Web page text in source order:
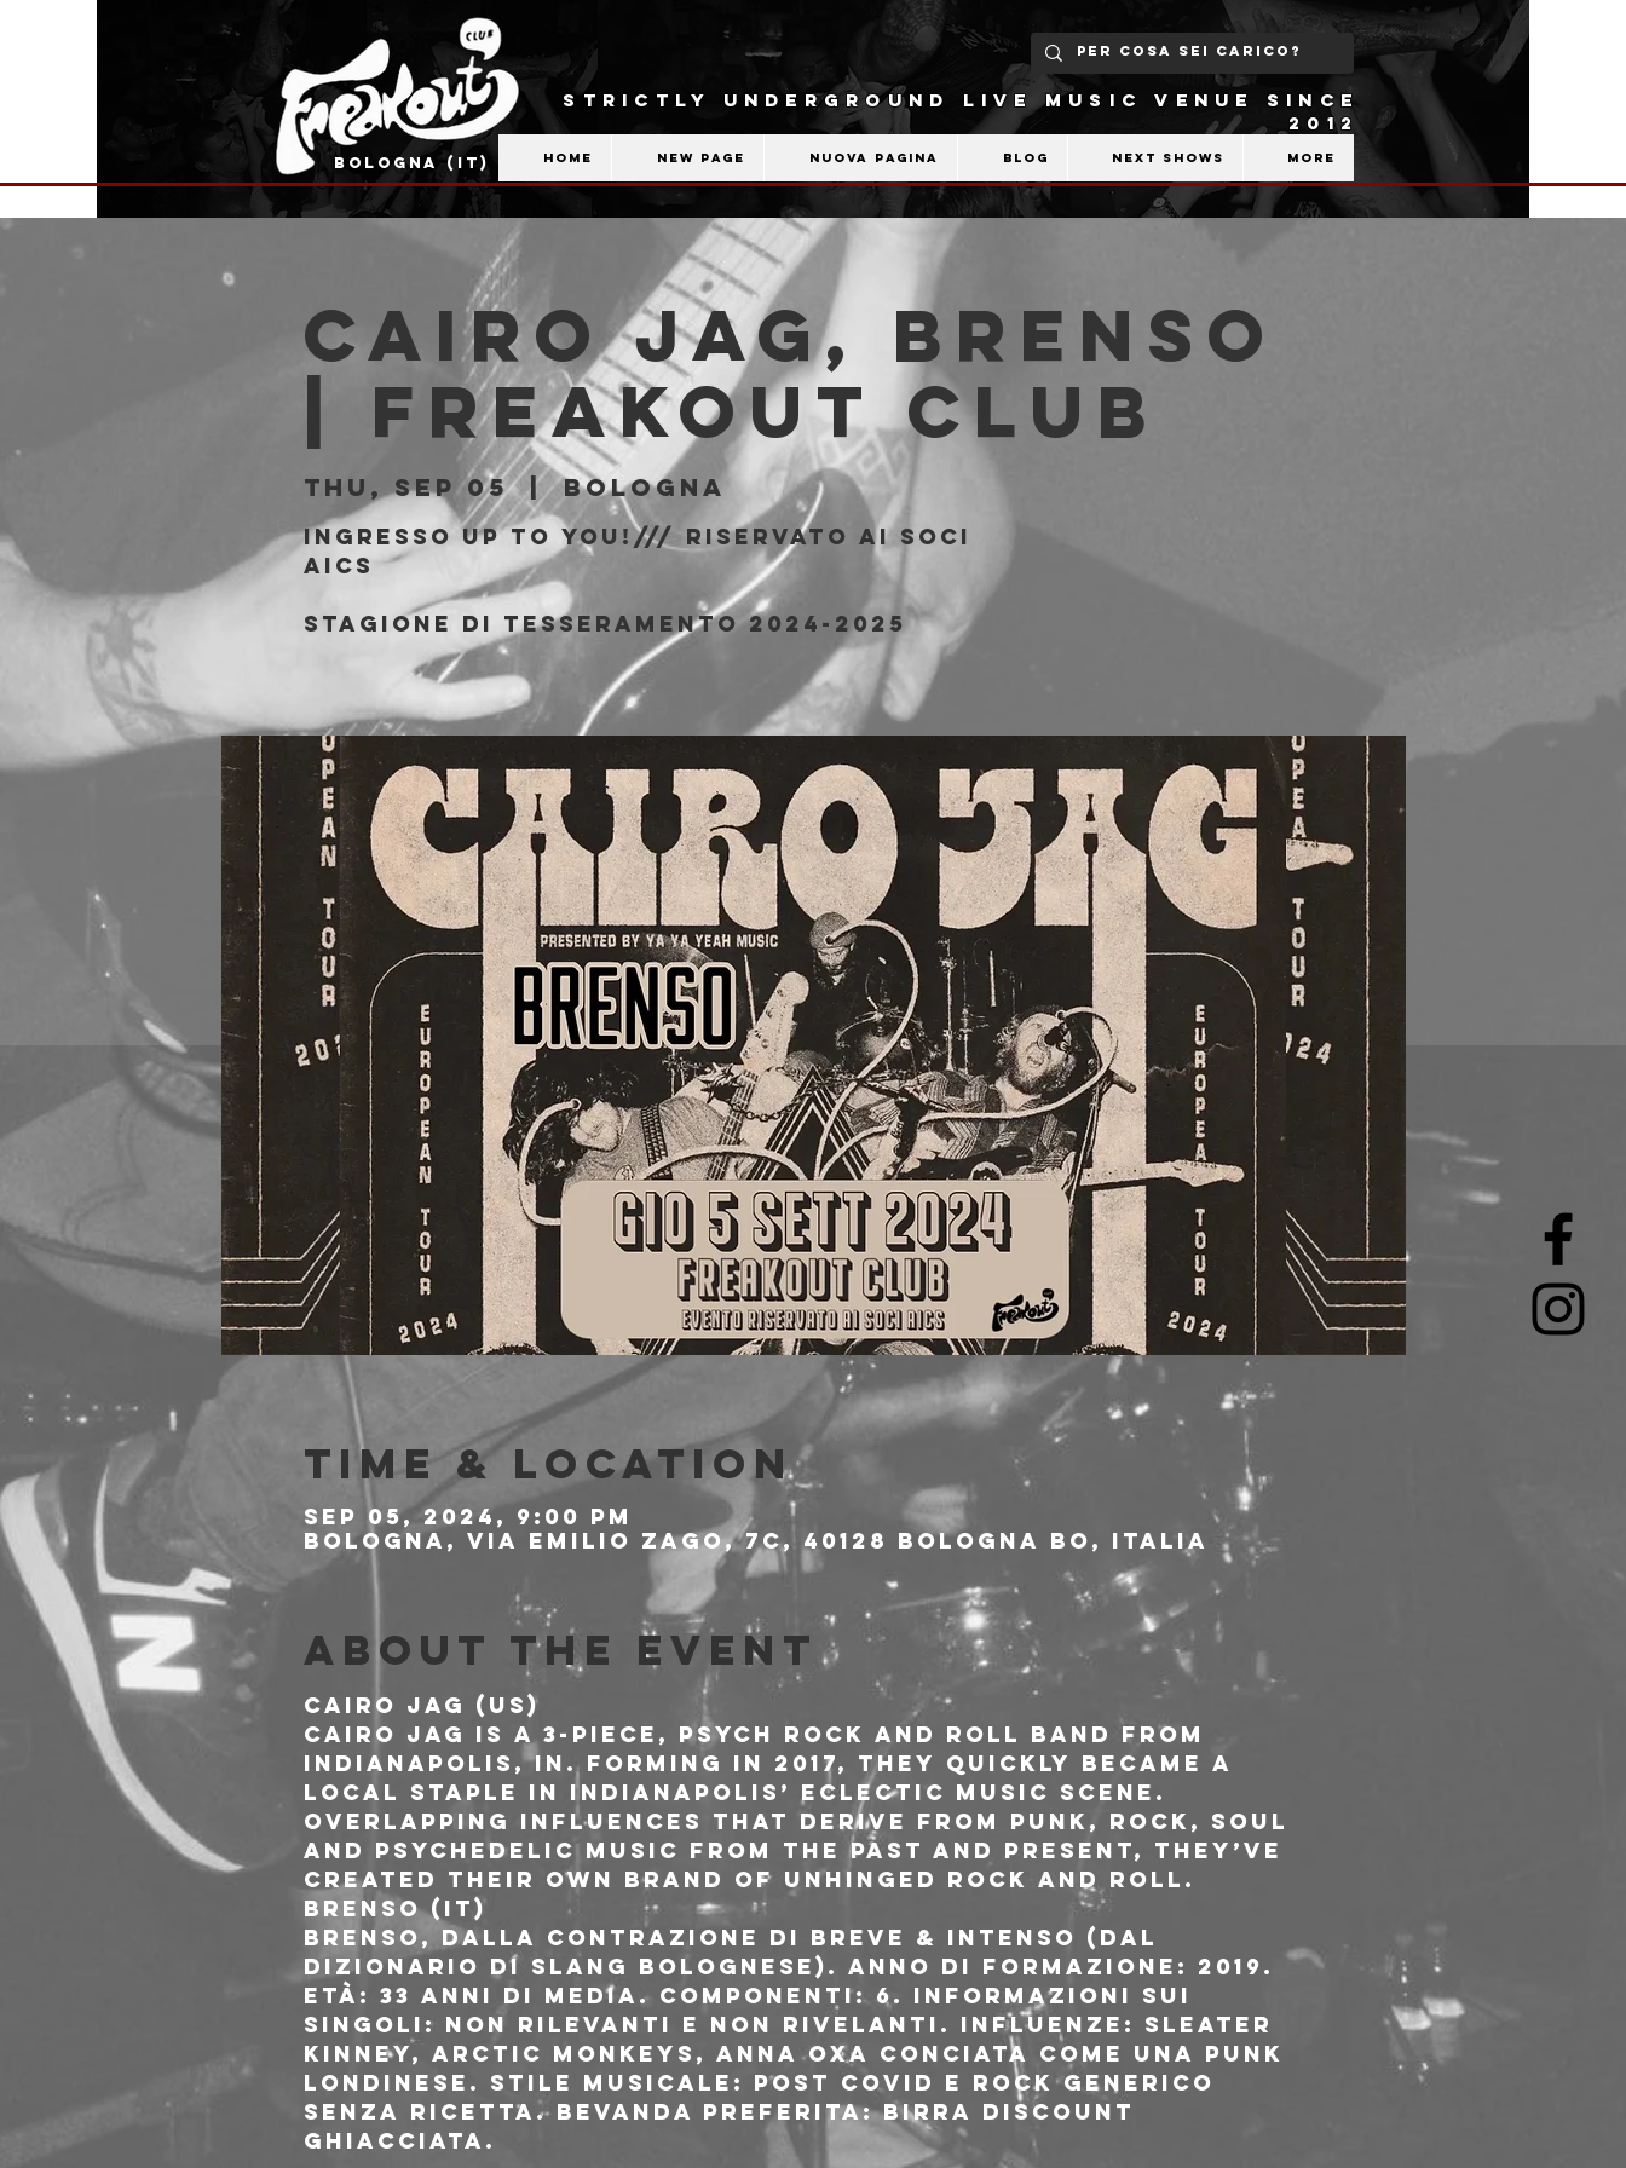
BOLOGNA (IT)
STRICTLY UNDERGROUND LIVE MUSIC VENUE SINCE
2012
Home New Page Nuova pagina Blog Next shows More
Cairo Jag, Brenso
| Freakout Club
Thu, Sep 05
  |
Bologna
Ingresso Up to You!/// riservato ai soci
AICS
Stagione di tesseramento 2024-2025
Time & Location
Sep 05, 2024, 9:00 PM
Bologna, Via Emilio Zago, 7c, 40128 Bologna BO, Italia
About the event
CAIRO JAG (US)
Cairo Jag is a 3-piece, psych rock and roll band from
Indianapolis, IN. Forming in 2017, they quickly became a
local staple in Indianapolis’ eclectic music scene.
Overlapping influences that derive from punk, rock, soul
and psychedelic music from the past and present, they’ve
created their own brand of unhinged rock and roll.
BRENSO (IT)
Brenso, dalla contrazione di BREve & inteNSO (dal
dizionario di slang bolognese). Anno di formazione: 2019.
Età: 33 anni di media. Componenti: 6. Informazioni sui
singoli: non rilevanti e non rivelanti. Influenze: Sleater
Kinney, Arctic Monkeys, Anna Oxa conciata come una punk
londinese. Stile musicale: Post Covid e rock generico
senza ricetta. Bevanda preferita: Birra discount
ghiacciata.